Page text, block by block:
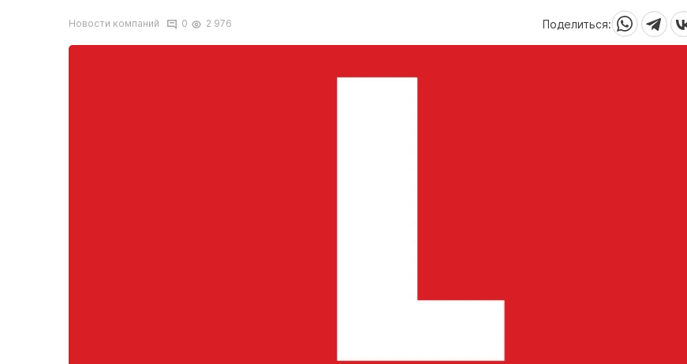
Новости компаний 0 2 976 Поделиться: